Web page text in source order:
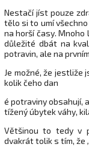
Nestačí jíst pouze
tělo si to umí
na horší časy. Mnoho
důležité dbát na
potravin, ale na
Je možné, že
kolik čeho dan
é potraviny obsahují,
tížený úbytek váhy,
Většinou to tedy v
dvakrát tolik s tím, že ,